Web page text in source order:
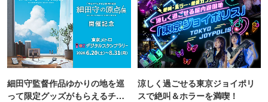
細田守監督作品ゆかりの地を巡
って限定グッズがもらえるチャ
涼しく過ごせる東京ジョイポリ
スで絶叫＆ホラーを満喫！